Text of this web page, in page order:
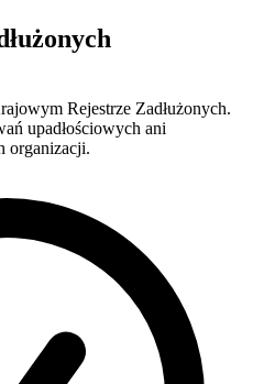
Rejestrze Zadłużonych.
upadłościowych ani
organizacji.